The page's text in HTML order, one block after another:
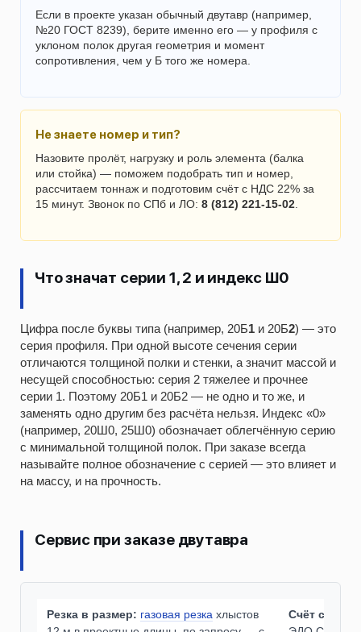
Если в проекте указан обычный двутавр (например,
№20 ГОСТ 8239), берите именно его — у профиля с
уклоном полок другая геометрия и момент
сопротивления, чем у Б того же номера.
Не знаете номер и тип?
Назовите пролёт, нагрузку и роль элемента (балка
или стойка) — поможем подобрать тип и номер,
рассчитаем тоннаж и подготовим счёт с НДС 22% за
15 минут. Звонок по СПб и ЛО: 8 (812) 221-15-02.
Что значат серии 1, 2 и индекс Ш0
Цифра после буквы типа (например, 20Б1 и 20Б2) — это
серия профиля. При одной высоте сечения серии
отличаются толщиной полки и стенки, а значит массой и
несущей способностью: серия 2 тяжелее и прочнее
серии 1. Поэтому 20Б1 и 20Б2 — не одно и то же, и
заменять одно другим без расчёта нельзя. Индекс «0»
(например, 20Ш0, 25Ш0) обозначает облегчённую серию
с минимальной толщиной полок. При заказе всегда
называйте полное обозначение с серией — это влияет и
на массу, и на прочность.
Сервис при заказе двутавра
Резка в размер: газовая резка хлыстов
Счёт с НДС